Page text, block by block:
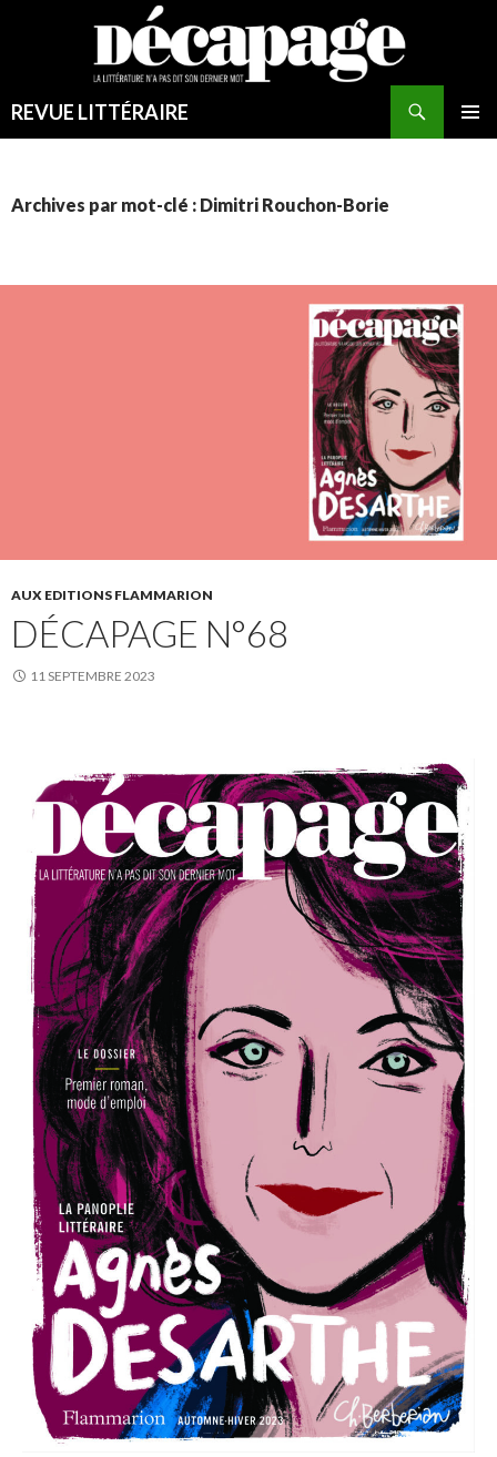
REVUE LITTÉRAIRE
Archives par mot-clé : Dimitri Rouchon-Borie
AUX EDITIONS FLAMMARION
DÉCAPAGE N°68
11 SEPTEMBRE 2023